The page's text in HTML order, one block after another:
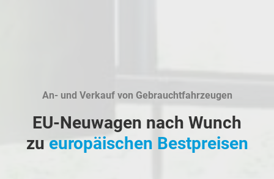
An- und Verkauf von Gebrauchtfahrzeugen
EU-Neuwagen nach Wunch
zu europäischen Bestpreisen